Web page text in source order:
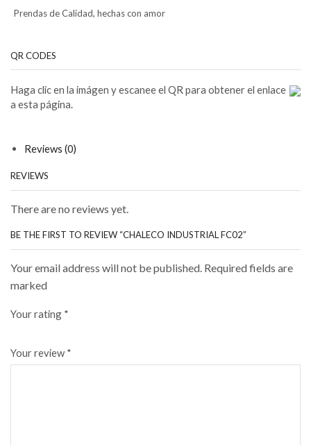
Prendas de Calidad, hechas con amor
QR CODES
Haga clic en la imágen y escanee el QR para obtener el enlace
a esta página.
Reviews (0)
REVIEWS
There are no reviews yet.
BE THE FIRST TO REVIEW “CHALECO INDUSTRIAL FC02”
Your email address will not be published. Required fields are
marked
Your rating *
Your review *